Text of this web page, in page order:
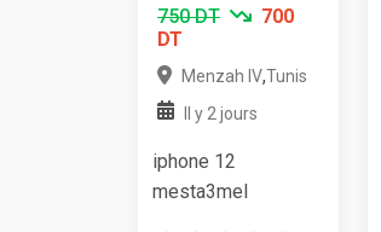
750 DT
700
DT
Menzah IV,Tunis
Il y 2 jours
iphone 12
mesta3mel